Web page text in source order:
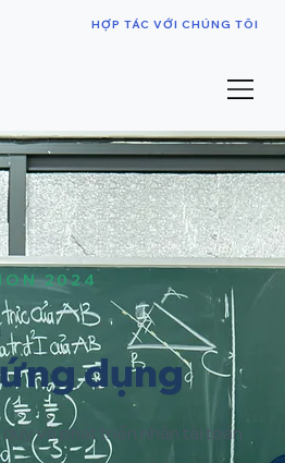
HỢP TÁC VỚI CHÚNG TÔI
2024
dụng
và phát triển nhân tài toán